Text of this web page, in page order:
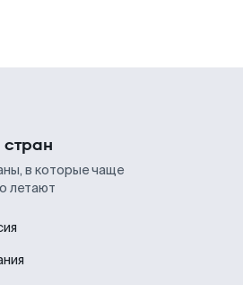
стран
в которые чаще
летают